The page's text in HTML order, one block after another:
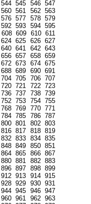
544 545 546 547
560 561 562 563
576 577 578 579
592 593 594 595
608 609 610 611
624 625 626 627
640 641 642 643
656 657 658 659
672 673 674 675
688 689 690 691
704 705 706 707
720 721 722 723
736 737 738 739
752 753 754 755
768 769 770 771
784 785 786 787
800 801 802 803
816 817 818 819
832 833 834 835
848 849 850 851
864 865 866 867
880 881 882 883
896 897 898 899
912 913 914 915
928 929 930 931
944 945 946 947
960 961 962 963